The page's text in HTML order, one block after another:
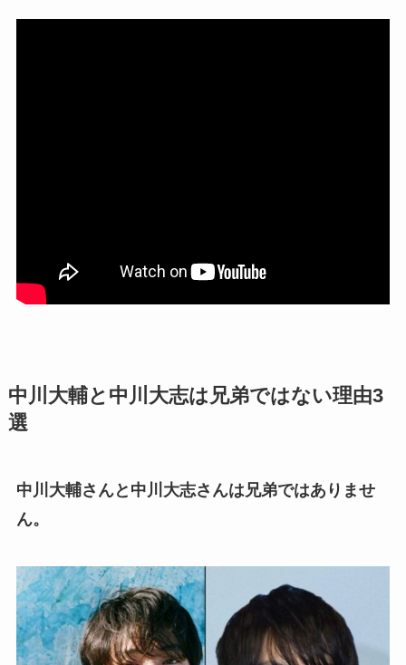
中川大輔と中川大志は兄弟ではない理由3
選
中川大輔さんと中川大志さんは兄弟ではありませ
ん。